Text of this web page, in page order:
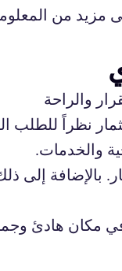
من
والراحة
نظراً للطلب
والخدمات.
بالإضافة إلى
في مكان هادئ